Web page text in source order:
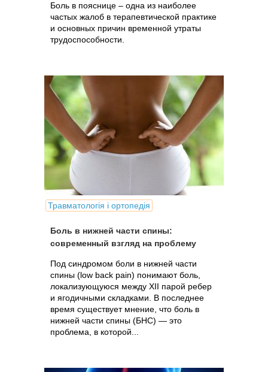
Боль в пояснице – одна из наиболее
частых жалоб в терапевтической практике
и основных причин временной утраты
трудоспособности.
Травматологія і ортопедія
Боль в нижней части спины:
современный взгляд на проблему
Под синдромом боли в нижней части
спины (low back pain) понимают боль,
локализующуюся между XII парой ребер
и ягодичными складками. В последнее
время существует мнение, что боль в
нижней части спины (БНС) — это
проблема, в которой...